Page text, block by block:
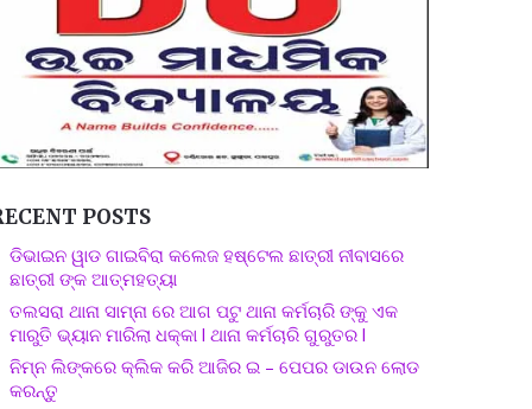
POSTS
ଡିଭାଇନ ୱାଡ ଗାଇବିରା କଲେଜ ହଷ୍ଟେଲ ଛାତ୍ରୀ ନୀବାସରେ
ଛାତ୍ରୀ ଙ୍କ ଆତ୍ମହତ୍ୟା
ତଲସରା ଥାନା ସାମ୍ନା ରେ ଆଗ ପଟୁ ଥାନା କର୍ମଚାରି ଙ୍କୁ ଏକ
ମାରୁତି ଭ୍ୟାନ ମାରିଲା ଧକ୍କା l ଥାନା କର୍ମଚାରି ଗୁରୁତର l
ନିମ୍ନ ଲିଙ୍କରେ କ୍ଲିକ କରି ଆଜିର ଇ – ପେପର ଡାଉନ ଲୋଡ
କରନ୍ତୁ